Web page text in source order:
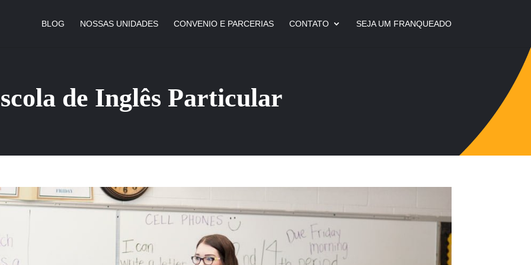
BLOG NOSSAS UNIDADES CONVENIO E PARCERIAS CONTATO SEJA UM FRANQUEADO
de Inglês Particular